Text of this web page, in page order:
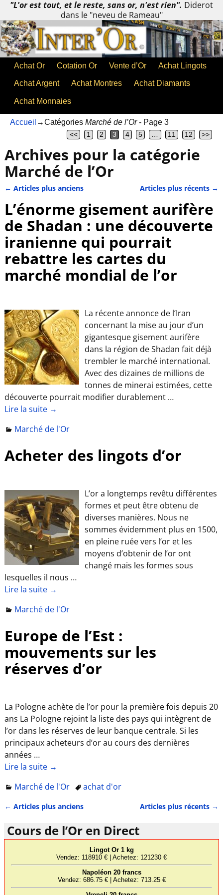
"L'or est tout, et le reste, sans or, n'est rien". Diderot
dans le "neveu de Rameau"
Achat Or Cotation Or Vente d’Or Achat Lingots
Achat Argent Achat Montres Achat Diamants
Achat Monnaies
Accueil →Catégories Marché de l’Or- Page 3
<< 1 2 3 4 5 … 11 12 >>
Archives pour la catégorie
Marché de l’Or
← Articles plus anciens Articles plus récents →
L’énorme gisement aurifère
de Shadan : une découverte
iranienne qui pourrait
rebattre les cartes du
marché mondial de l’or
La récente annonce de l’Iran
concernant la mise au jour d’un
gigantesque gisement aurifère
dans la région de Shadan fait déjà
trembler le marché international.
Avec des dizaines de millions de
tonnes de minerai estimées, cette
découverte pourrait modifier durablement …
Lire la suite →
Marché de l'Or
Acheter des lingots d’or
L’or a longtemps revêtu différentes
formes et peut être obtenu de
diverses manières. Nous ne
sommes évidemment plus en 1500,
en pleine ruée vers l’or et les
moyens d’obtenir de l’or ont
changé mais les formes sous
lesquelles il nous …
Lire la suite →
Marché de l'Or
Europe de l’Est :
mouvements sur les
réserves d’or
La Pologne achète de l’or pour la première fois depuis 20
ans La Pologne rejoint la liste des pays qui intègrent de
l’or dans les réserves de leur banque centrale. Si les
principaux acheteurs d’or au cours des dernières
années …
Lire la suite →
Marché de l'Or
achat d'or
← Articles plus anciens Articles plus récents →
Cours de l’Or en Direct